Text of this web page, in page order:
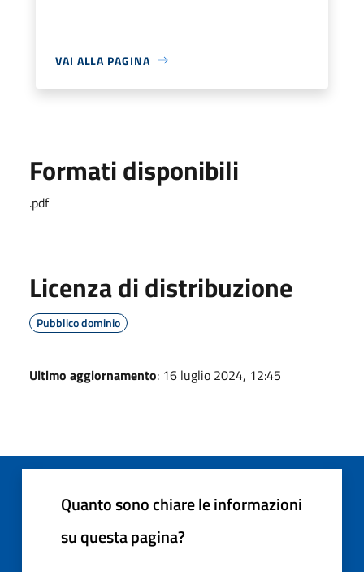
VAI ALLA PAGINA
Formati disponibili
.pdf
Licenza di distribuzione
Pubblico dominio
Ultimo aggiornamento: 16 luglio 2024, 12:45
Quanto sono chiare le informazioni
su questa pagina?